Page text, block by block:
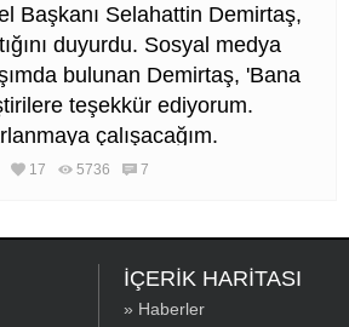
Başkanı Selahattin Demirtaş,
duyurdu. Sosyal medya
bulunan Demirtaş, 'Bana
teşekkür ediyorum.
çalışacağım.
her yoldaşım gibi dirençle
17 5736 7
İÇERİK HARİTASI
» Haberler